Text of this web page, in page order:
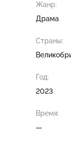
Жанр:
Драма
Страны:
Год:
2023
Время:
—